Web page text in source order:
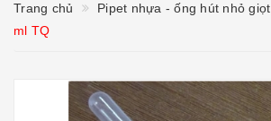
Trang chủ Pipet nhựa - ống hút nhỏ giọt
ml TQ